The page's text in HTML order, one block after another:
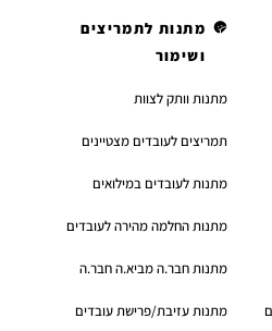
מתנות לתמריצים
ושימור
מתנות וותק לצוות
תמריצים לעובדים מצטיינים
מתנות לעובדים במילואים
מתנות החלמה מהירה לעובדים
מתנות חבר.ה מביא.ה חבר.ה
מתנות עזיבת/פרישת עובדים